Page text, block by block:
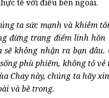
tế với điều bên ngoài.
ta sức mạnh và khiêm
đừng trang điểm linh
không nhận ra bạn
phù phiếm, không tỏ
Chay này, chúng ta hãy
và bề trong.